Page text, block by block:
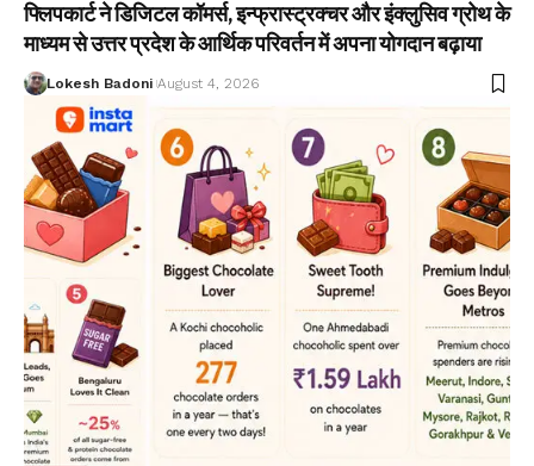
फ्लिपकार्ट ने डिजिटल कॉमर्स, इन्फ्रास्ट्रक्चर और इंक्लुसिव ग्रोथ के
माध्यम से उत्तर प्रदेश के आर्थिक परिवर्तन में अपना योगदान बढ़ाया
Lokesh Badoni August 4, 2026